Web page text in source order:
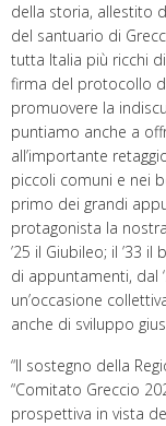
della storia, allestito
del santuario di
tutta Italia più ricchi
firma del protocollo
promuovere la
puntiamo anche a
all’importante
piccoli comuni e nei
primo dei grandi
protagonista la
’25 il Giubileo; il ’33
di appuntamenti, dal
un’occasione
anche di sviluppo
“Il sostegno della
“Comitato Greccio
prospettiva in vista